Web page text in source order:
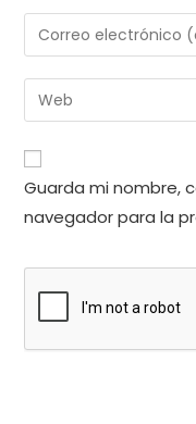
nombre
de
usuario
para
comentar
Introduce
tu
dirección
de
electrónico
para
comentar
Introduce
la
URL
de
tu
web
Guarda mi nombre,
navegador para la